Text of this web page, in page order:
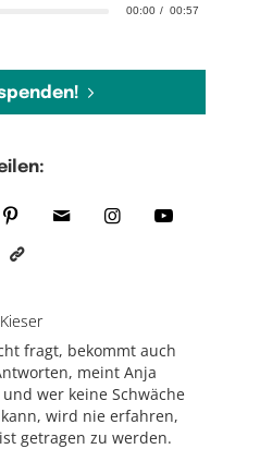
00:00 00:57
fragt, bekommt auch
meint Anja
und wer keine Schwäche
wird nie erfahren,
getragen zu werden.